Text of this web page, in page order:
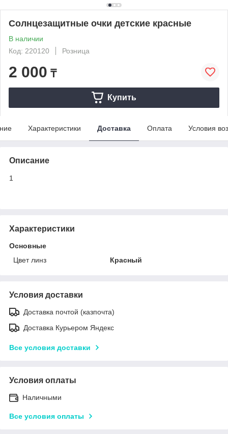
Солнцезащитные очки детские красные
В наличии
Код: 220120
Розница
2 000 ₸
Купить
Характеристики Доставка Оплата Условия
Описание
1
Характеристики
Основные
Цвет линз
Красный
Условия доставки
Доставка почтой (казпочта)
Доставка Курьером Яндекс
Все условия доставки
Условия оплаты
Наличными
Все условия оплаты